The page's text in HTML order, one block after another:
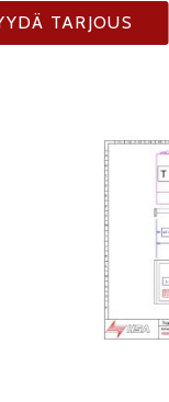
TARJOUS